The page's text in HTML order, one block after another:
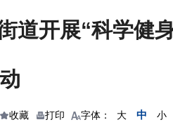
道开展“科学健
收藏 打印 字体： 大 中 小